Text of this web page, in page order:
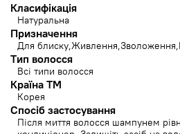
Класифікація
Натуральна
Призначення
Для блиску Живлення Зволоження
Тип волосся
Всі типи волосся
Країна ТМ
Корея
Спосіб застосування
Після миття волосся шампунем